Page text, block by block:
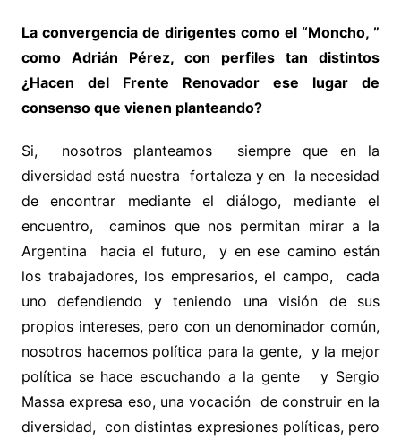
La convergencia de dirigentes como el “Moncho, ”
como Adrián Pérez, con perfiles tan distintos
¿Hacen del Frente Renovador ese lugar de
consenso que vienen planteando?
Si, nosotros planteamos siempre que en la
diversidad está nuestra fortaleza y en la necesidad
de encontrar mediante el diálogo, mediante el
encuentro, caminos que nos permitan mirar a la
Argentina hacia el futuro, y en ese camino están
los trabajadores, los empresarios, el campo, cada
uno defendiendo y teniendo una visión de sus
propios intereses, pero con un denominador común,
nosotros hacemos política para la gente, y la mejor
política se hace escuchando a la gente y Sergio
Massa expresa eso, una vocación de construir en la
diversidad, con distintas expresiones políticas, pero